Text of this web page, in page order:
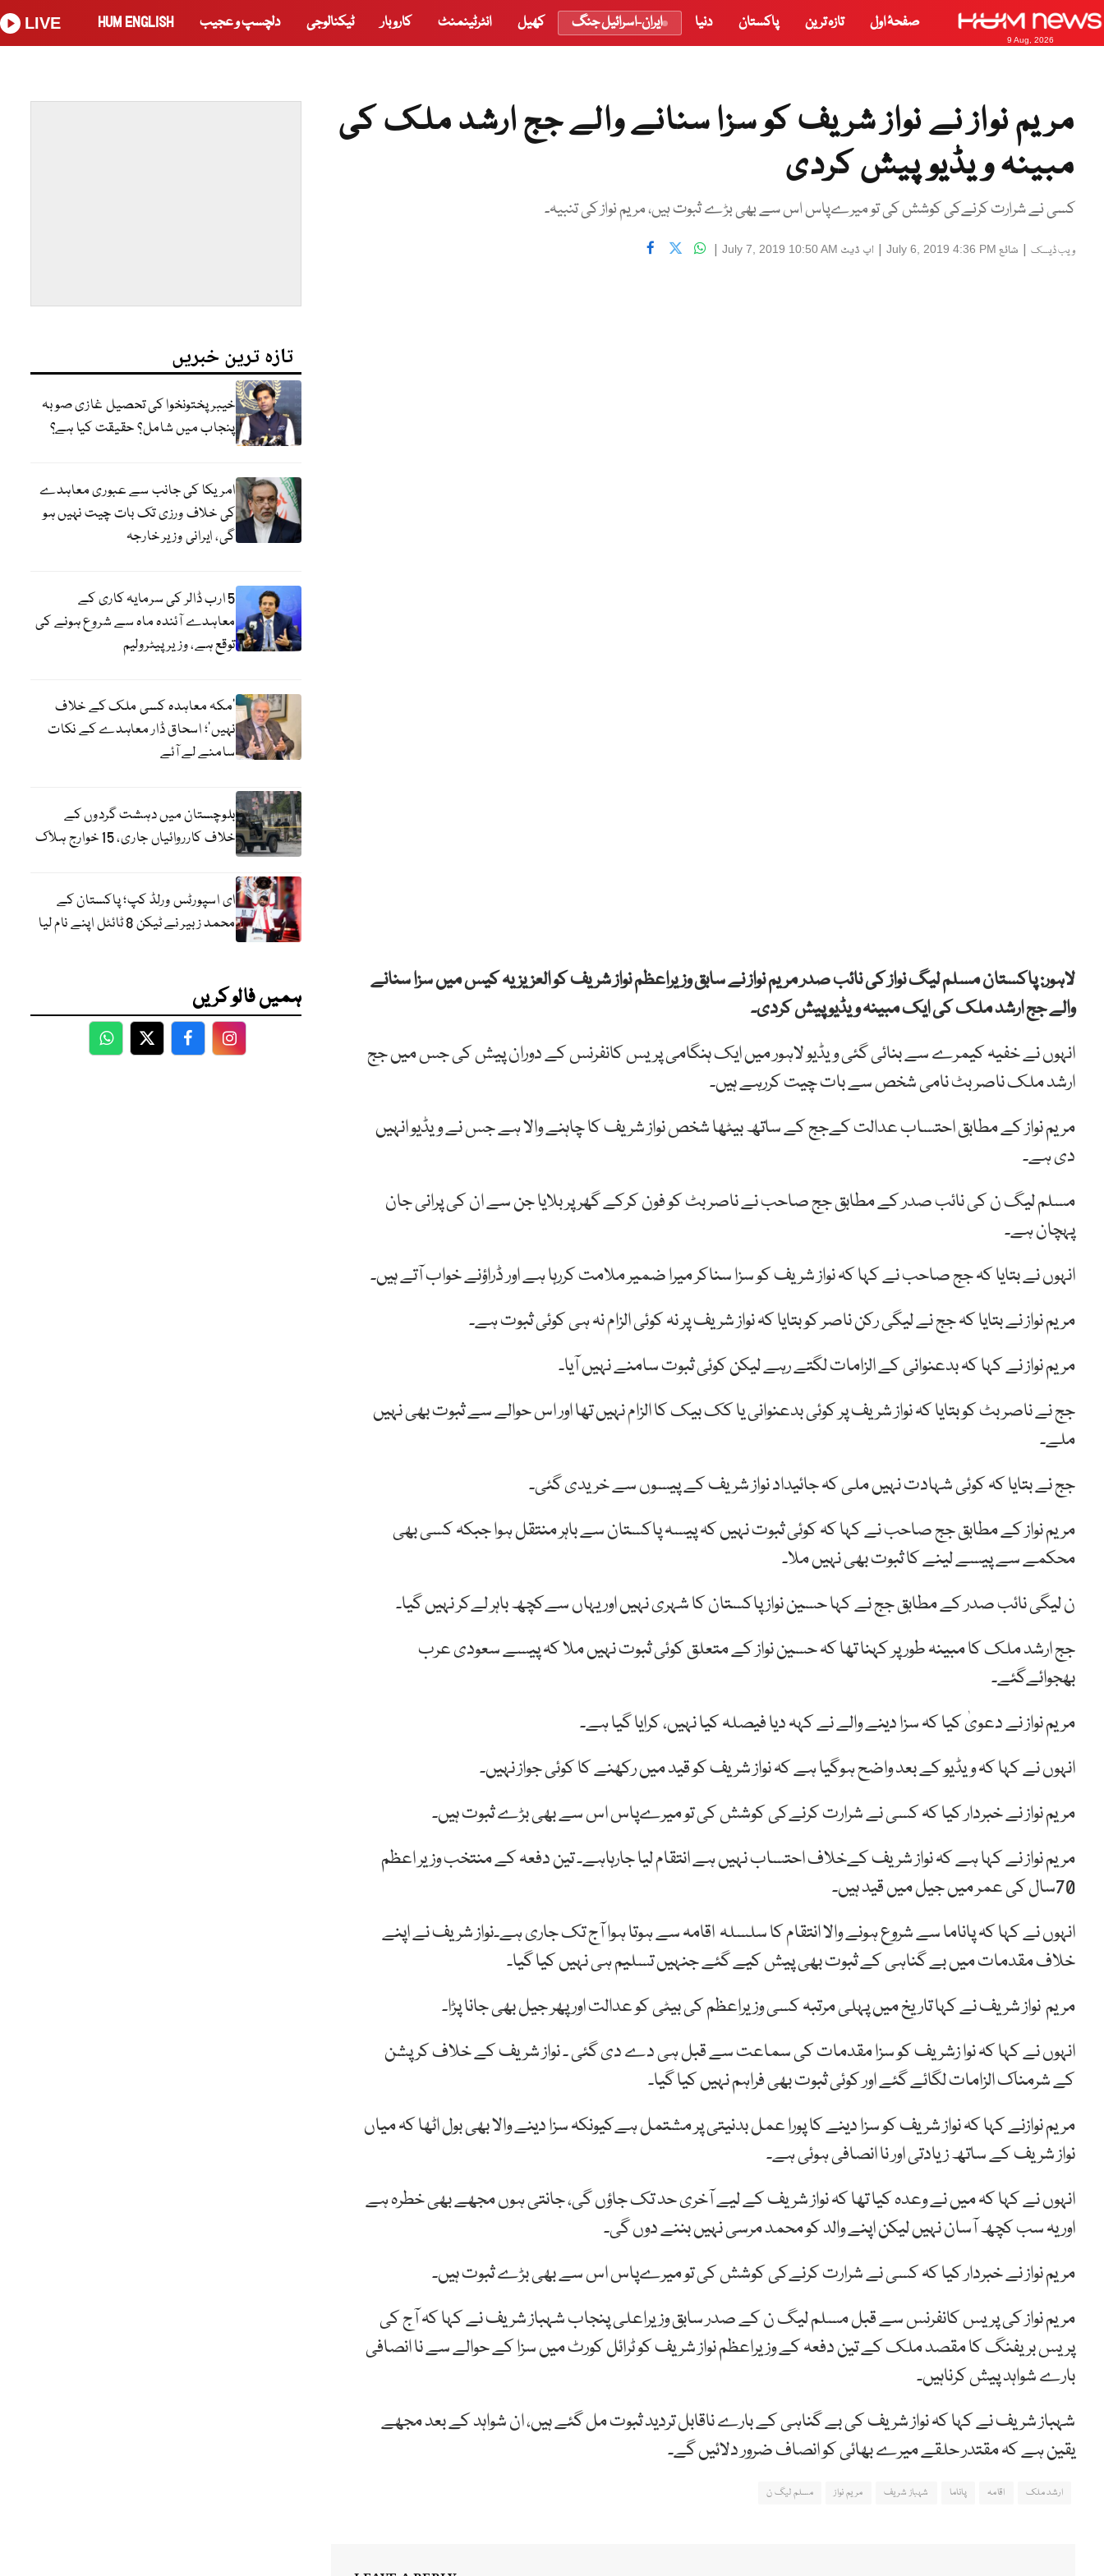
9 Aug, 2026
صفحۂ اول تازہ ترین پاکستان دنیا ایران-اسرائیل جنگ کھیل انٹرٹینمنٹ کاروبار ٹیکنالوجی دلچسپ و عجیب HUM ENGLISH
LIVE
مریم نواز نے نواز شریف کو سزا سنانے والے جج ارشد ملک کی
مبینہ ویڈیو پیش کردی
کسی نے شرارت کرنےکی کوشش کی تو میرےپاس اس سے بھی بڑے ثبوت ہیں، مریم نواز کی تنبیہ۔
ویب ڈیسک | شائع July 6, 2019 4:36 PM
| اپ ڈیٹ July 7, 2019 10:50 AM
|
لاہور: پاکستان مسلم لیگ نواز کی نائب صدر مریم نواز نے سابق وزیراعظم نواز شریف کو العزیزیہ کیس میں سزا سنانے
والے جج ارشد ملک کی ایک مبینہ ویڈیو پیش کردی۔
انہوں نے خفیہ کیمرے سے بنائی گئی ویڈیو لاہور میں ایک ہنگامی پریس کانفرنس کے دوران پیش کی جس میں جج
ارشد ملک ناصر بٹ نامی شخص سے بات چیت کررہے ہیں۔
مریم نواز کے مطابق احتساب عدالت کےجج کے ساتھ بیٹھا شخص نواز شریف کا چاہنے والا ہے جس نے ویڈیو انہیں
دی ہے۔
مسلم لیگ ن کی نائب صدر کے مطابق جج صاحب نے ناصر بٹ کو فون کرکے گھر پر بلایا جن سے ان کی پرانی جان
پہچان ہے۔
انہوں نے بتایا کہ جج صاحب نے کہا کہ نواز شریف کو سزا سناکر میرا ضمیر ملامت کررہا ہے اور ڈراؤنے خواب آتے ہیں۔
مریم نواز نے بتایا کہ جج نے لیگی رکن ناصر کو بتایا کہ نواز شریف پر نہ کوئی الزام نہ ہی کوئی ثبوت ہے۔
مریم نواز نے کہا کہ بدعنوانی کے الزامات لگتے رہے لیکن کوئی ثبوت سامنے نہیں آیا۔
جج نے ناصر بٹ کو بتایا کہ نواز شریف پر کوئی بدعنوانی یا کک بیک کا الزام نہیں تھا اور اس حوالے سے ثبوت بھی نہیں
ملے۔
جج نے بتایا کہ کوئی شہادت نہیں ملی کہ جائیداد نواز شریف کے پیسوں سے خریدی گئی۔
مریم نواز کے مطابق جج صاحب نے کہا کہ کوئی ثبوت نہیں کہ پیسہ پاکستان سے باہر منتقل ہوا جبکہ کسی بھی
محکمے سے پیسے لینے کا ثبوت بھی نہیں ملا۔
ن لیگی نائب صدر کے مطابق جج نے کہا حسین نواز پاکستان کا شہری نہیں اور یہاں سےکچھ باہر لےکر نہیں گیا۔
جج ارشد ملک کا مبینہ طور پر کہنا تھا کہ حسین نواز کے متعلق کوئی ثبوت نہیں ملا کہ پیسے سعودی عرب
بھجوائےگئے۔
مریم نواز نے دعویٰ کیا کہ سزا دینے والے نے کہہ دیا فیصلہ کیا نہیں، کرایا گیا ہے۔
انہوں نے کہا کہ ویڈیو کے بعد واضح ہوگیا ہے کہ نواز شریف کو قید میں رکھنے کا کوئی جواز نہیں۔
مریم نواز نے خبردار کیا کہ کسی نے شرارت کرنےکی کوشش کی تو میرےپاس اس سے بھی بڑے ثبوت ہیں۔
مریم نواز نے کہا ہے کہ نواز شریف کےخلاف احتساب نہیں ہے انتقام لیا جارہاہے۔ تین دفعہ کے منتخب وزیر اعظم
70سال کی عمر میں جیل میں قید ہیں۔
انہوں نے کہا کہ پاناما سے شروع ہونے والا انتقام کا سلسلہ اقامہ سے ہوتا ہوا آج تک جاری ہے۔نواز شریف نے اپنے
خلاف مقدمات میں بے گناہی کے ثبوت بھی پیش کیے گئے جنہیں تسلیم ہی نہیں کیا گیا۔
مریم نواز شریف نے کہا تاریخ میں پہلی مرتبہ کسی وزیراعظم کی بیٹی کو عدالت اور پھر جیل بھی جانا پڑا۔
انہوں نے کہا کہ نوا زشریف کو سزا مقدمات کی سماعت سے قبل ہی دے دی گئی ۔ نواز شریف کے خلاف کرپشن
کے شرمناک الزامات لگائے گئے اور کوئی ثبوت بھی فراہم نہیں کیا گیا۔
مریم نوازنے کہا کہ نواز شریف کو سزا دینے کا پورا عمل بدنیتی پر مشتمل ہےکیونکہ سزا دینے والا بھی بول اٹھا کہ میاں
نواز شریف کے ساتھ زیادتی اور نا انصافی ہوئی ہے۔
انہوں نے کہا کہ میں نے وعدہ کیا تھا کہ نواز شریف کے لیے آخری حد تک جاؤں گی، جانتی ہوں مجھے بھی خطرہ ہے
اور یہ سب کچھ آسان نہیں لیکن اپنے والد کو محمد مرسی نہیں بننے دوں گی۔
مریم نواز نے خبردار کیا کہ کسی نے شرارت کرنےکی کوشش کی تو میرےپاس اس سے بھی بڑے ثبوت ہیں۔
مریم نواز کی پریس کانفرنس سے قبل مسلم لیگ ن کے صدر سابق وزیراعلی پنجاب شہباز شریف نے کہا کہ آج کی
پریس بریفنگ کا مقصد ملک کے تین دفعہ کے وزیراعظم نواز شریف کو ٹرائل کورٹ میں سزا کے حوالے سے نا انصافی
بارے شواہد پیش کرناہیں۔
شہباز شریف نے کہا کہ نواز شریف کی بے گناہی کے بارے ناقابل تردید ثبوت مل گئے ہیں، ان شواہد کے بعد مجھے
یقین ہے کہ مقتدر حلقے میرے بھائی کو انصاف ضرور دلائیں گے۔
ارشد ملک اقامہ پاناما شہباز شریف مریم نواز مسلم لیگ ن
تازہ ترین خبریں
خیبر پختونخوا کی تحصیل غازی صوبہ
پنجاب میں شامل؟ حقیقت کیا ہے؟
امریکا کی جانب سے عبوری معاہدے
کی خلاف ورزی تک بات چیت نہیں ہو
گی، ایرانی وزیر خارجہ
5 ارب ڈالر کی سرمایہ کاری کے
معاہدے آئندہ ماہ سے شروع ہونے کی
توقع ہے، وزیر پیٹرولیم
‘مکہ معاہدہ کسی ملک کے خلاف
نہیں’؛ اسحاق ڈار معاہدے کے نکات
سامنے لے آئے
بلوچستان میں دہشت گردوں کے
خلاف کارروائیاں جاری، 15 خوارج ہلاک
ای اسپورٹس ورلڈ کپ؛ پاکستان کے
محمد زبیر نے ٹیکن 8 ٹائٹل اپنے نام لیا
ہمیں فالو کریں
WhatsApp
TwitterFacebookFacebook